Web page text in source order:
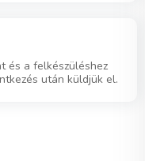
és a felkészüléshez
után küldjük el.